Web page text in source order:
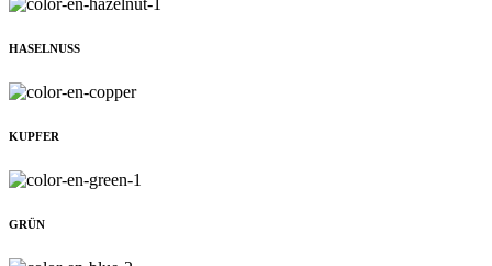
HASELNUSS
KUPFER
GRÜN